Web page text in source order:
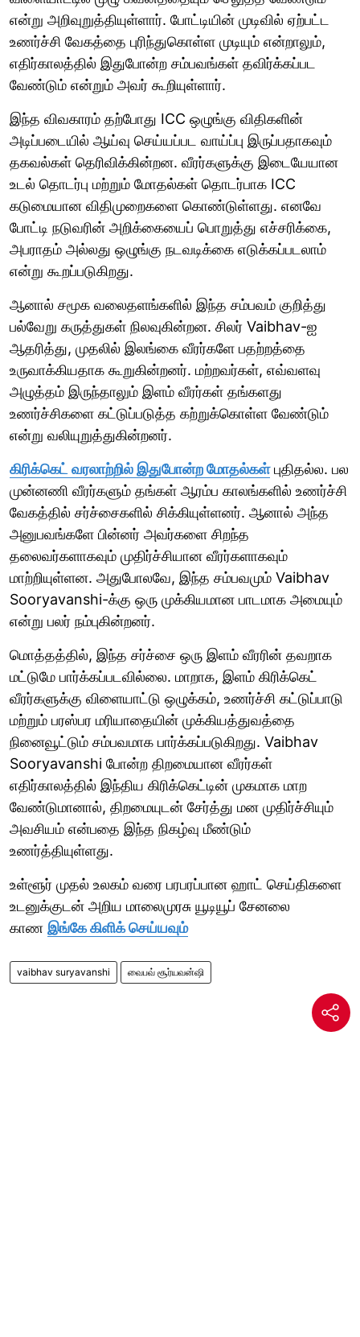
என்று அறிவுறுத்தியுள்ளார். போட்டியின் முடிவில் ஏற்பட்ட
உணர்ச்சி வேகத்தை புரிந்துகொள்ள முடியும் என்றாலும்,
எதிர்காலத்தில் இதுபோன்ற சம்பவங்கள் தவிர்க்கப்பட
வேண்டும் என்றும் அவர் கூறியுள்ளார்.
இந்த விவகாரம் தற்போது ICC ஒழுங்கு விதிகளின்
அடிப்படையில் ஆய்வு செய்யப்பட வாய்ப்பு இருப்பதாகவும்
தகவல்கள் தெரிவிக்கின்றன. வீரர்களுக்கு இடையேயான
உடல் தொடர்பு மற்றும் மோதல்கள் தொடர்பாக ICC
கடுமையான விதிமுறைகளை கொண்டுள்ளது. எனவே
போட்டி நடுவரின் அறிக்கையைப் பொறுத்து எச்சரிக்கை,
அபராதம் அல்லது ஒழுங்கு நடவடிக்கை எடுக்கப்படலாம்
என்று கூறப்படுகிறது.
ஆனால் சமூக வலைதளங்களில் இந்த சம்பவம் குறித்து
பல்வேறு கருத்துகள் நிலவுகின்றன. சிலர் Vaibhav-ஐ
ஆதரித்து, முதலில் இலங்கை வீரர்களே பதற்றத்தை
உருவாக்கியதாக கூறுகின்றனர். மற்றவர்கள், எவ்வளவு
அழுத்தம் இருந்தாலும் இளம் வீரர்கள் தங்களது
உணர்ச்சிகளை கட்டுப்படுத்த கற்றுக்கொள்ள வேண்டும்
என்று வலியுறுத்துகின்றனர்.
கிரிக்கெட் வரலாற்றில் இதுபோன்ற மோதல்கள்புதிதல்ல. பல
முன்னணி வீரர்களும் தங்கள் ஆரம்ப காலங்களில் உணர்ச்சி
வேகத்தில் சர்ச்சைகளில் சிக்கியுள்ளனர். ஆனால் அந்த
அனுபவங்களே பின்னர் அவர்களை சிறந்த
தலைவர்களாகவும் முதிர்ச்சியான வீரர்களாகவும்
மாற்றியுள்ளன. அதுபோலவே, இந்த சம்பவமும் Vaibhav
Sooryavanshi-க்கு ஒரு முக்கியமான பாடமாக அமையும்
என்று பலர் நம்புகின்றனர்.
மொத்தத்தில், இந்த சர்ச்சை ஒரு இளம் வீரரின் தவறாக
மட்டுமே பார்க்கப்படவில்லை. மாறாக, இளம் கிரிக்கெட்
வீரர்களுக்கு விளையாட்டு ஒழுக்கம், உணர்ச்சி கட்டுப்பாடு
மற்றும் பரஸ்பர மரியாதையின் முக்கியத்துவத்தை
நினைவூட்டும் சம்பவமாக பார்க்கப்படுகிறது. Vaibhav
Sooryavanshi போன்ற திறமையான வீரர்கள்
எதிர்காலத்தில் இந்திய கிரிக்கெட்டின் முகமாக மாற
வேண்டுமானால், திறமையுடன் சேர்த்து மன முதிர்ச்சியும்
அவசியம் என்பதை இந்த நிகழ்வு மீண்டும்
உணர்த்தியுள்ளது.
உள்ளூர் முதல் உலகம் வரை பரபரப்பான ஹாட் செய்திகளை
உடனுக்குடன் அறிய மாலைமுரசு யூடியூப் சேனலை
காண இங்கே கிளிக் செய்யவும்
vaibhav suryavanshi வைபவ் சூர்யவன்ஷி